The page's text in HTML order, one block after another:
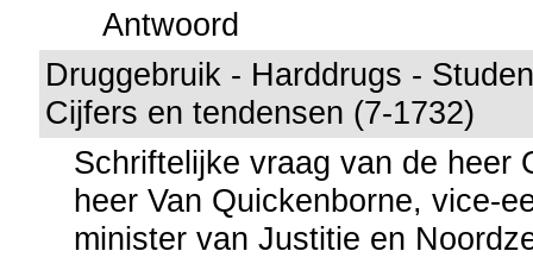
Antwoord
Druggebruik - Harddrugs -
Cijfers en tendensen (7-1732)
Schriftelijke vraag van de heer
heer Van Quickenborne, vice-
minister van Justitie en